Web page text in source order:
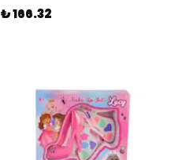
₺ 166.32